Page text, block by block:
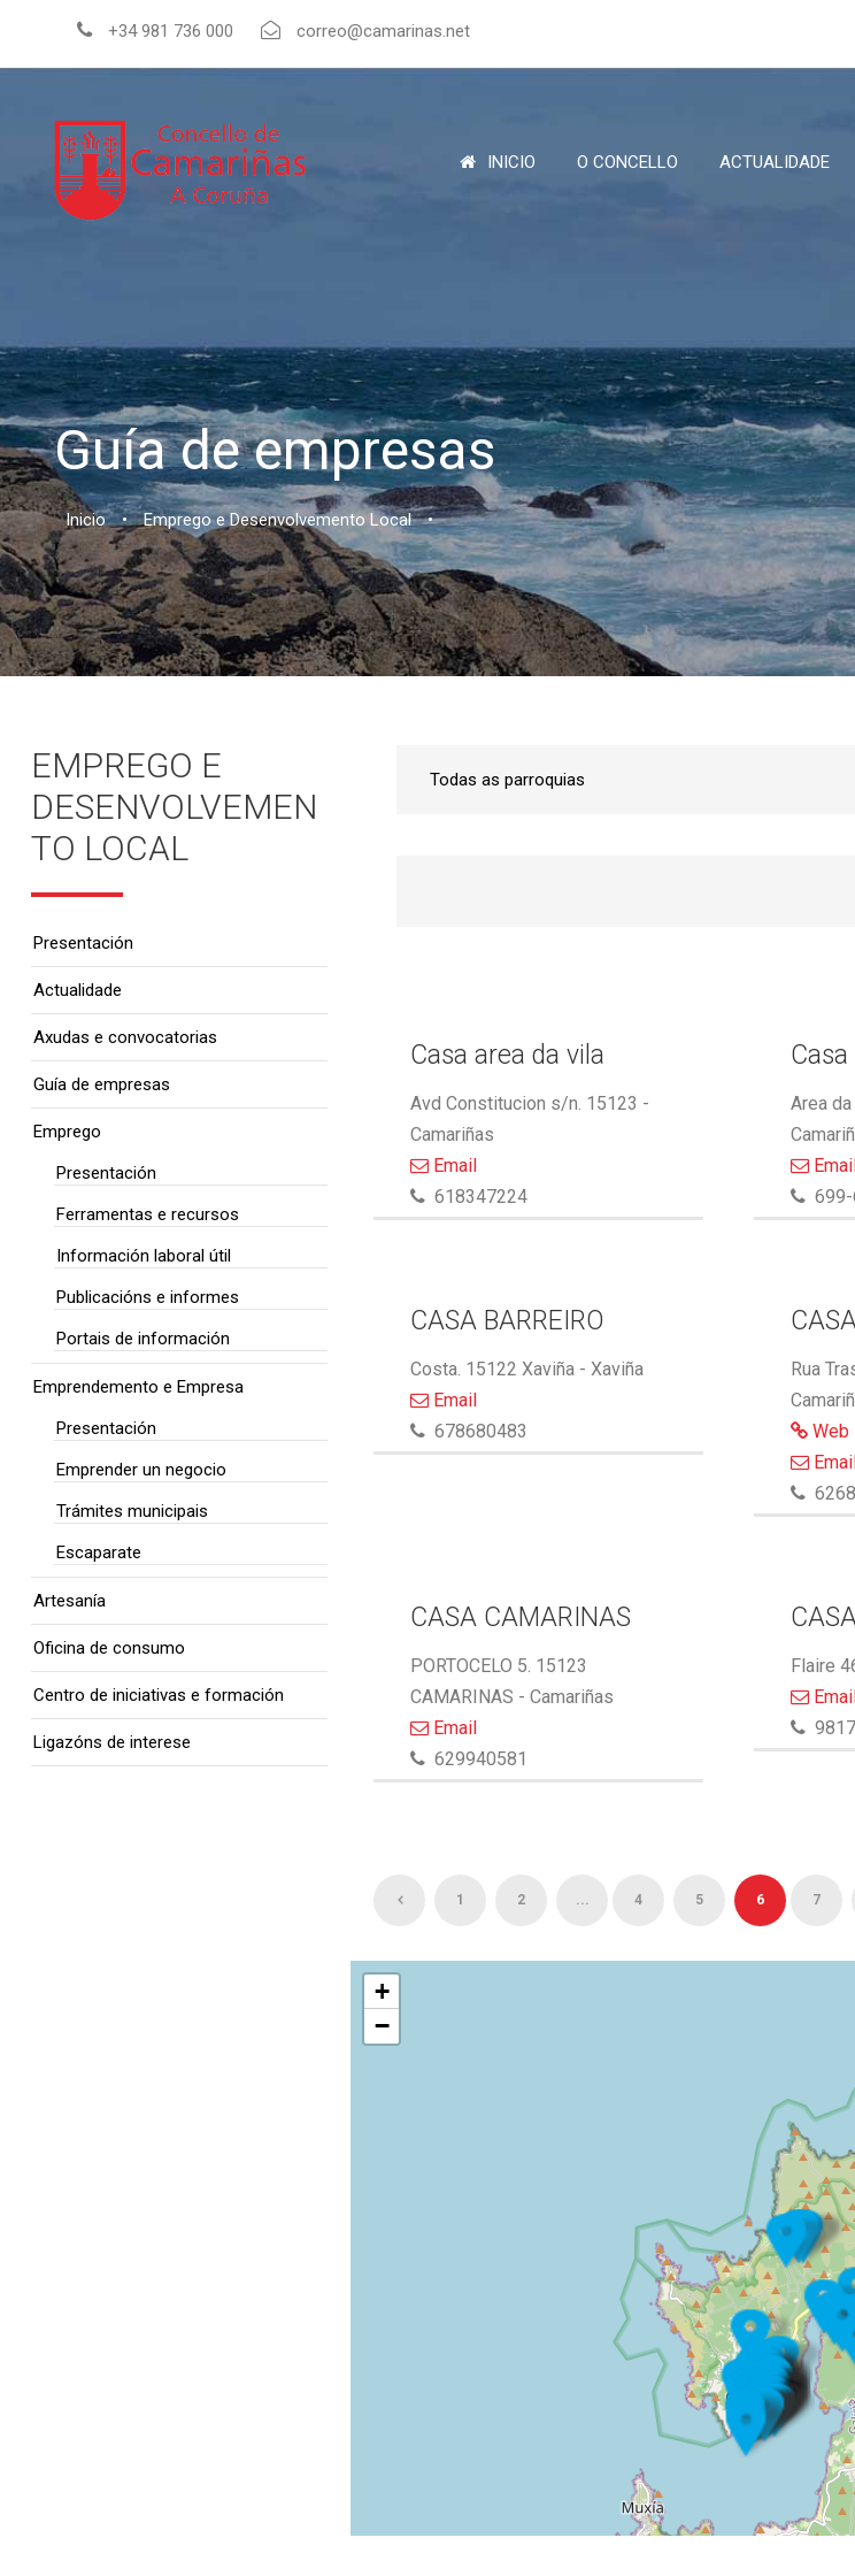
+34 981 736 000 correo@camarinas.net
INICIO O CONCELLO ACTUALIDADE
Guía de empresas
Inicio • Emprego e Desenvolvemento Local •
Casa area da vila
Avd Constitucion s/n. 15123 -
Camariñas
Email
618347224
Area
CASA BARREIRO
Costa. 15122 Xaviña - Xaviña
Email
678680483
Rua
Web
CASA CAMARINAS
PORTOCELO 5. 15123
CAMARINAS - Camariñas
Email
629940581
Flaire
1 2 ... 4 5 6 7
+
−
EMPREGO E
DESENVOLVEMEN
TO LOCAL
Presentación
Actualidade
Axudas e convocatorias
Guía de empresas
Emprego
Presentación
Ferramentas e recursos
Información laboral útil
Publicacións e informes
Portais de información
Emprendemento e Empresa
Presentación
Emprender un negocio
Trámites municipais
Escaparate
Artesanía
Oficina de consumo
Centro de iniciativas e formación
Ligazóns de interese